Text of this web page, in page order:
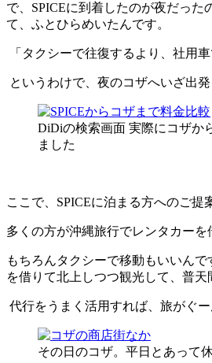
で、SPICEに到着したのが夜だっ
て、ふとひらめいたんです。
「タクシーで往復するより、社用
というわけで、夜のコザへいざ出発
DiDiの検索画面 実際にコザか
ました
ここで、SPICEに泊まる方へのご提
多くの方が沖縄旅行でレンタカーを
もちろんタクシーで移動もいいん
を借りて北上しつつ観光して、普天
代行をうまく活用すれば、旅がぐ
その日のコザ。平日とあって